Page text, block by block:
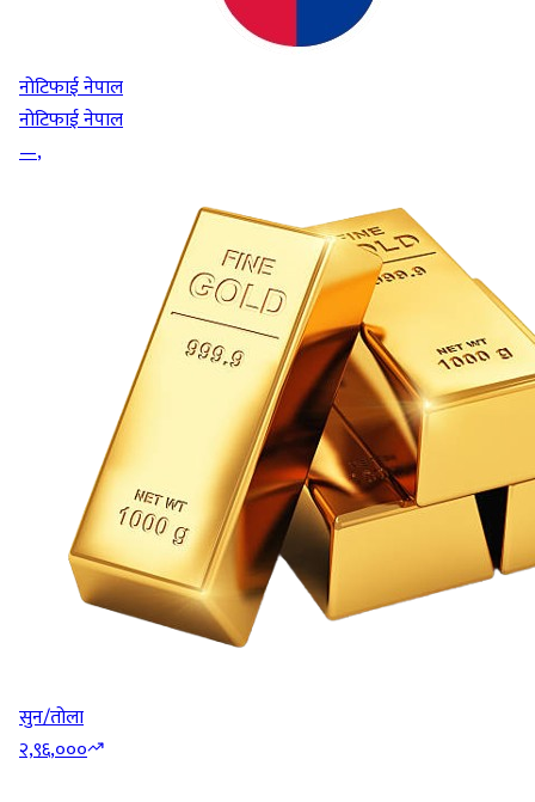
नोटिफाई नेपाल
नोटिफाई नेपाल
—,
सुन/तोला
२,९६,०००